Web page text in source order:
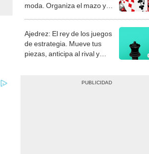
moda. Organiza el mazo y
Ajedrez: El rey de los juegos
de estrategia. Mueve tus
piezas, anticipa al rival y